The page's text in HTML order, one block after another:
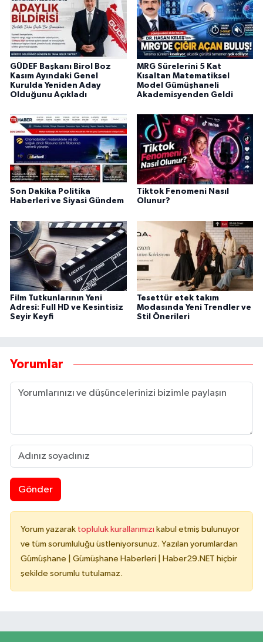
GÜDEF Başkanı Birol Boz
Kasım Ayındaki Genel
Kurulda Yeniden Aday
Olduğunu Açıkladı
MRG Sürelerini 5 Kat
Kısaltan Matematiksel
Model Gümüşhaneli
Akademisyenden Geldi
Son Dakika Politika
Haberleri ve Siyasi Gündem
Tiktok Fenomeni Nasıl
Olunur?
Film Tutkunlarının Yeni
Adresi: Full HD ve Kesintisiz
Seyir Keyfi
Tesettür etek takım
Modasında Yeni Trendler ve
Stil Önerileri
Yorumlar
Gönder
Yorum yazarak topluluk kurallarımızı kabul etmiş bulunuyor
ve tüm sorumluluğu üstleniyorsunuz. Yazılan yorumlardan
Gümüşhane | Gümüşhane Haberleri | Haber29.NET hiçbir
şekilde sorumlu tutulamaz.